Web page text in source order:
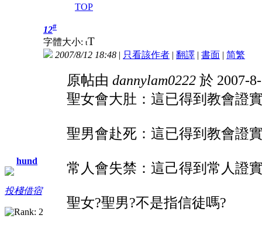
TOP
hund
投棧借宿
12#
字體大小: tT
2007/8/12 18:48 | 只看該作者 | 翻譯 | 書面 | 简繁
原帖由 dannylam0222 於 2007-
聖女會大肚：這已得到教會證
聖男會赴死：這已得到教會證
常人會失禁：這己得到常人證
聖女?聖男?不是指信徒嗎?